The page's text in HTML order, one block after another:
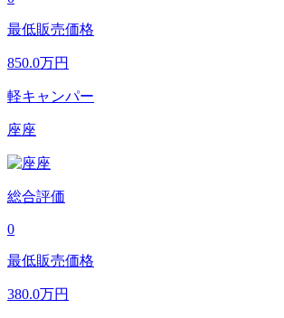
最低販売価格
850.0万円
軽キャンパー
座座
総合評価
0
最低販売価格
380.0万円